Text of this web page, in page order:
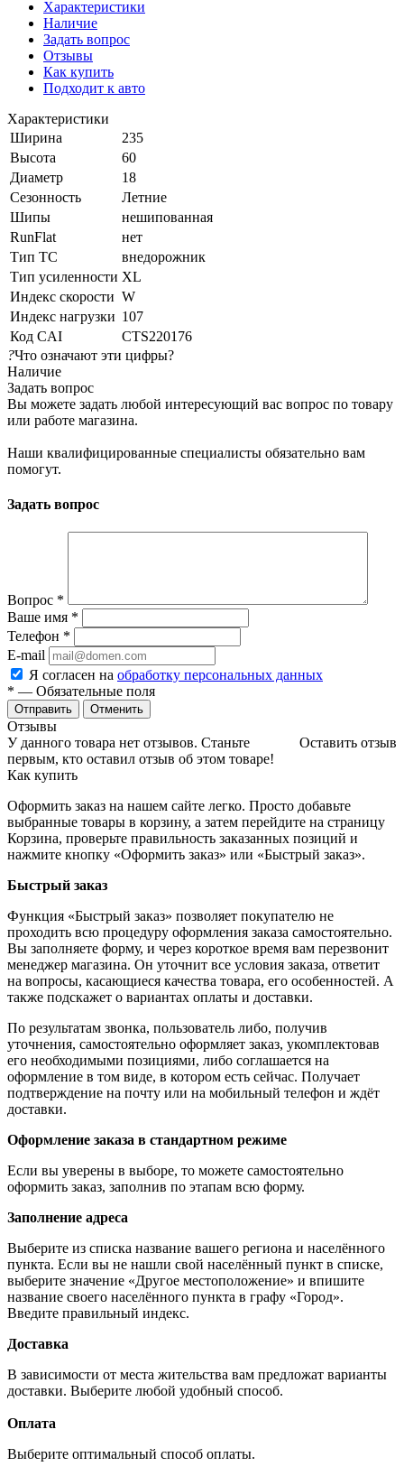
Характеристики
Наличие
Задать вопрос
Отзывы
Как купить
Подходит к авто
Характеристики
Ширина
235
Высота
60
Диаметр
18
Сезонность
Летние
Шипы
нешипованная
RunFlat
нет
Тип ТС
внедорожник
Тип усиленности XL
Индекс скорости W
Индекс нагрузки 107
Код CAI
CTS220176
?Что означают эти цифры?
Наличие
Задать вопрос
Вы можете задать любой интересующий вас вопрос по товару
или работе магазина.
Наши квалифицированные специалисты обязательно вам
помогут.
Задать вопрос
Вопрос *
Ваше имя *
Телефон *
E-mail
Я согласен на обработку персональных данных
* — Обязательные поля
Отменить
Отзывы
Оставить отзыв
У данного товара нет отзывов. Станьте
первым, кто оставил отзыв об этом товаре!
Как купить
Оформить заказ на нашем сайте легко. Просто добавьте
выбранные товары в корзину, а затем перейдите на страницу
Корзина, проверьте правильность заказанных позиций и
нажмите кнопку «Оформить заказ» или «Быстрый заказ».
Быстрый заказ
Функция «Быстрый заказ» позволяет покупателю не
проходить всю процедуру оформления заказа самостоятельно.
Вы заполняете форму, и через короткое время вам перезвонит
менеджер магазина. Он уточнит все условия заказа, ответит
на вопросы, касающиеся качества товара, его особенностей. А
также подскажет о вариантах оплаты и доставки.
По результатам звонка, пользователь либо, получив
уточнения, самостоятельно оформляет заказ, укомплектовав
его необходимыми позициями, либо соглашается на
оформление в том виде, в котором есть сейчас. Получает
подтверждение на почту или на мобильный телефон и ждёт
доставки.
Оформление заказа в стандартном режиме
Если вы уверены в выборе, то можете самостоятельно
оформить заказ, заполнив по этапам всю форму.
Заполнение адреса
Выберите из списка название вашего региона и населённого
пункта. Если вы не нашли свой населённый пункт в списке,
выберите значение «Другое местоположение» и впишите
название своего населённого пункта в графу «Город».
Введите правильный индекс.
Доставка
В зависимости от места жительства вам предложат варианты
доставки. Выберите любой удобный способ.
Оплата
Выберите оптимальный способ оплаты.